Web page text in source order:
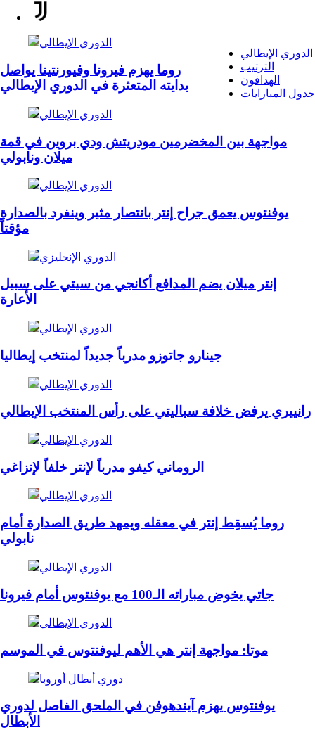
الدوري الإيطالي
الترتيب
الهدافون
جدول المبارايات
الدوري الإيطالي
روما يهزم فيرونا وفيورنتينا يواصل
بدايته المتعثرة في الدوري الإيطالي
الدوري الإيطالي
مواجهة بين المخضرمين مودريتش ودي بروين في قمة
ميلان ونابولي
الدوري الإيطالي
يوفنتوس يعمق جراح إنتر بانتصار مثير وينفرد بالصدارة
مؤقتاً
الدوري الإنجليزي
إنتر ميلان يضم المدافع أكانجي من سيتي على سبيل
الأعارة
الدوري الإيطالي
جينارو جاتوزو مدرباً جديداً لمنتخب إيطاليا
الدوري الإيطالي
رانييري يرفض خلافة سباليتي على رأس المنتخب الإيطالي
الدوري الإيطالي
الروماني كيفو مدرباً لإنتر خلفاً لإنزاغي
الدوري الإيطالي
روما يُسقِط إنتر في معقله ويمهد طريق الصدارة أمام
نابولي
الدوري الإيطالي
جاتي يخوض مباراته الـ100 مع يوفنتوس أمام فيرونا
الدوري الإيطالي
موتا: مواجهة إنتر هي الأهم ليوفنتوس في الموسم
دوري أبطال أوروبا
يوفنتوس يهزم آيندهوفن في الملحق الفاصل لدوري
الأبطال